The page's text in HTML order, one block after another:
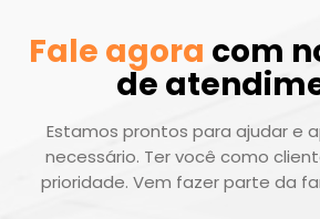
Fale agora com
de
Estamos prontos para ajudar e
necessário. Ter você como
prioridade. Vem fazer parte da